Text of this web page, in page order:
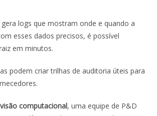
gera logs que mostram onde e quando a
esses dados precisos, é possível
em minutos.
podem criar trilhas de auditoria úteis para
visão computacional, uma equipe de P&D